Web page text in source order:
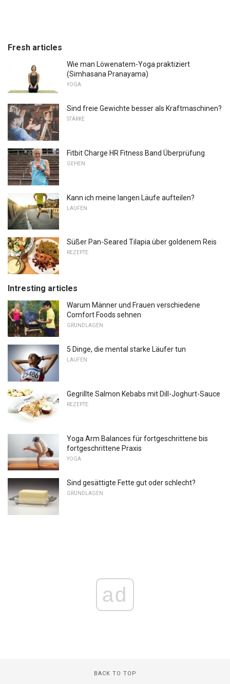
Fresh articles
Wie man Löwenatem-Yoga praktiziert
(Simhasana Pranayama)
YOGA
Sind freie Gewichte besser als Kraftmaschinen?
STÄRKE
Fitbit Charge HR Fitness Band Überprüfung
GEHEN
Kann ich meine langen Läufe aufteilen?
LAUFEN
Süßer Pan-Seared Tilapia über goldenem Reis
REZEPTE
Intresting articles
Warum Männer und Frauen verschiedene
Comfort Foods sehnen
GRUNDLAGEN
5 Dinge, die mental starke Läufer tun
LAUFEN
Gegrillte Salmon Kebabs mit Dill-Joghurt-Sauce
REZEPTE
Yoga Arm Balances für fortgeschrittene bis
fortgeschrittene Praxis
YOGA
Sind gesättigte Fette gut oder schlecht?
GRUNDLAGEN
ad
BACK TO TOP